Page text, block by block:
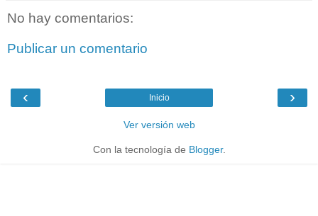
No hay comentarios:
Publicar un comentario
‹ ›
Inicio
Ver versión web
Con la tecnología de Blogger.